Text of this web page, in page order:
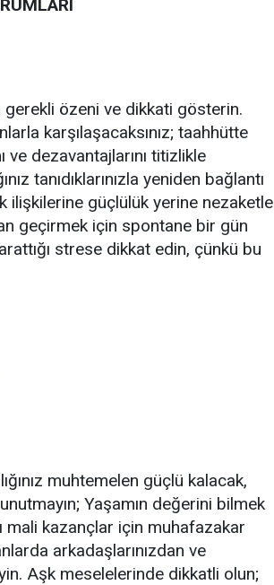
gerekli özeni ve dikkati gösterin.
karşılaşacaksınız; taahhütte
ve dezavantajlarını titizlikle
tanıdıklarınızla yeniden bağlantı
ilişkilerine güçlülük yerine nezaketle
geçirmek için spontane bir gün
strese dikkat edin, çünkü bu
muhtemelen güçlü kalacak,
Yaşamın değerini bilmek
mali kazançlar için muhafazakar
arkadaşlarınızdan ve
Aşk meselelerinde dikkatli olun;